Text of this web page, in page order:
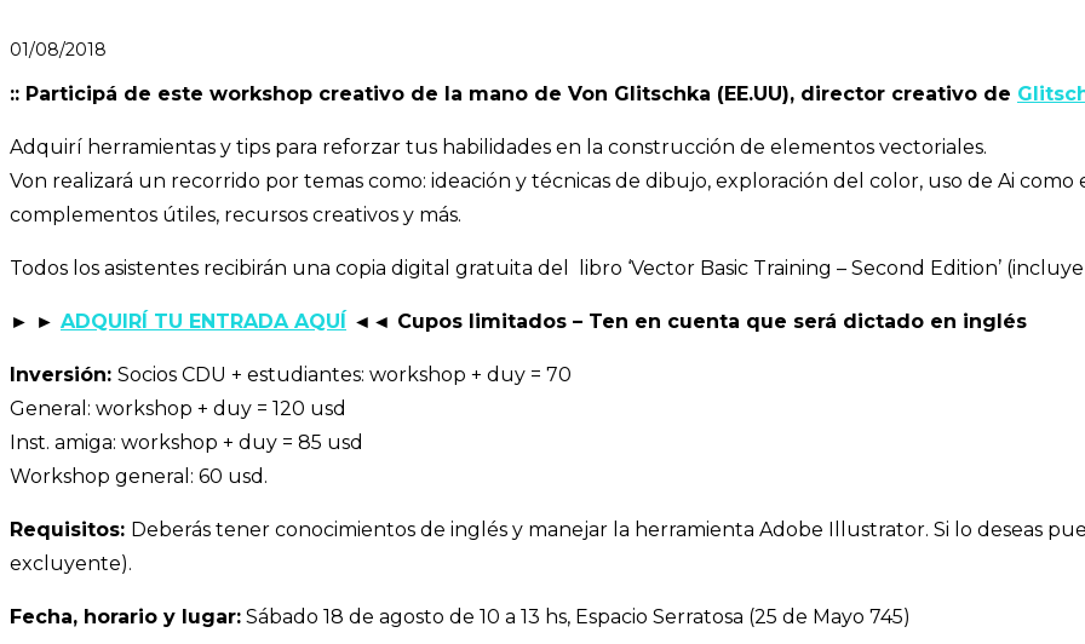
01/08/2018
:: Participá de este workshop creativo de la mano de Von Glitschka (EE.UU), director creativo de G
Adquirí herramientas y tips para reforzar tus habilidades en la construcción de elementos vectoriales.
Von realizará un recorrido por temas como: ideación y técnicas de dibujo, exploración del color, uso de Ai
complementos útiles, recursos creativos y más.
Todos los asistentes recibirán una copia digital gratuita del libro ‘Vector Basic Training – Second Edition’
► ► ADQUIRÍ TU ENTRADA AQUÍ ◄◄ Cupos limitados – Ten en cuenta que será dictado en inglés
Inversión: Socios CDU + estudiantes: workshop + duy = 70
General: workshop + duy = 120 usd
Inst. amiga: workshop + duy = 85 usd
Workshop general: 60 usd.
Requisitos: Deberás tener conocimientos de inglés y manejar la herramienta Adobe Illustrator. Si lo deseas
excluyente).
Fecha, horario y lugar: Sábado 18 de agosto de 10 a 13 hs, Espacio Serratosa (25 de Mayo 745)